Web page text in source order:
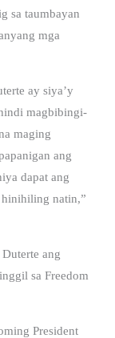
sa taumbayan
mga
ay siya’y
magbibingi-
maging
ang
dapat ang
natin,”
ang
sa Freedom
President